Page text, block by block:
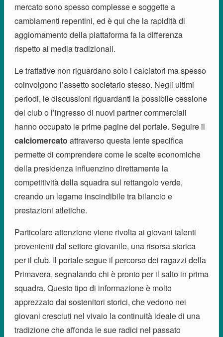
mercato sono spesso complesse e soggette a
cambiamenti repentini, ed è qui che la rapidità di
aggiornamento della piattaforma fa la differenza
rispetto ai media tradizionali.
Le trattative non riguardano solo i calciatori ma spesso
coinvolgono l’assetto societario stesso. Negli ultimi
periodi, le discussioni riguardanti la possibile cessione
del club o l’ingresso di nuovi partner commerciali
hanno occupato le prime pagine del portale. Seguire il
calciomercato attraverso questa lente specifica
permette di comprendere come le scelte economiche
della presidenza influenzino direttamente la
competitività della squadra sul rettangolo verde,
creando un legame inscindibile tra bilancio e
prestazioni atletiche.
Particolare attenzione viene rivolta ai giovani talenti
provenienti dal settore giovanile, una risorsa storica
per il club. Il portale segue il percorso dei ragazzi della
Primavera, segnalando chi è pronto per il salto in prima
squadra. Questo tipo di informazione è molto
apprezzato dai sostenitori storici, che vedono nei
giovani cresciuti nel vivaio la continuità ideale di una
tradizione che affonda le sue radici nel passato